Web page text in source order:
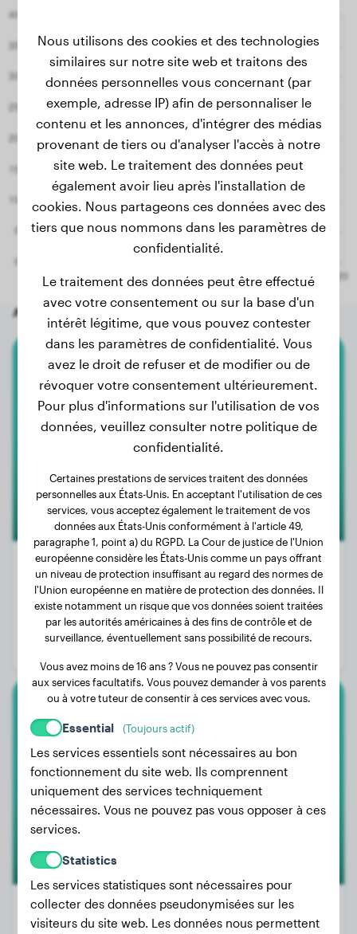
Autres chiens aléatoires
Golden Retriever
Maja
Poids:
9 kg
Âge:
2 ans, 9 mois
Jack
Nous utilisons des cookies et des technologies
similaires sur notre site web et traitons des
données personnelles vous concernant (par
exemple, adresse IP) afin de personnaliser le
contenu et les annonces, d'intégrer des médias
provenant de tiers ou d'analyser l'accès à notre
site web. Le traitement des données peut
également avoir lieu après l'installation de
cookies. Nous partageons ces données avec des
tiers que nous nommons dans les paramètres de
confidentialité.
Le traitement des données peut être effectué
avec votre consentement ou sur la base d'un
intérêt légitime, que vous pouvez contester
dans les paramètres de confidentialité. Vous
avez le droit de refuser et de modifier ou de
révoquer votre consentement ultérieurement.
Pour plus d'informations sur l'utilisation de vos
données, veuillez consulter notre politique de
confidentialité.
Certaines prestations de services traitent des données
personnelles aux États-Unis. En acceptant l'utilisation de ces
services, vous acceptez également le traitement de vos
données aux États-Unis conformément à l'article 49,
paragraphe 1, point a) du RGPD. La Cour de justice de l'Union
européenne considère les États-Unis comme un pays offrant
un niveau de protection insuffisant au regard des normes de
l'Union européenne en matière de protection des données. Il
existe notamment un risque que vos données soient traitées
par les autorités américaines à des fins de contrôle et de
surveillance, éventuellement sans possibilité de recours.
Vous avez moins de 16 ans ? Vous ne pouvez pas consentir
aux services facultatifs. Vous pouvez demander à vos parents
ou à votre tuteur de consentir à ces services avec vous.
Essential (Toujours actif)
Les services essentiels sont nécessaires au bon
fonctionnement du site web. Ils comprennent
uniquement des services techniquement
nécessaires. Vous ne pouvez pas vous opposer à ces
services.
Statistics
Les services statistiques sont nécessaires pour
collecter des données pseudonymisées sur les
visiteurs du site web. Les données nous permettent